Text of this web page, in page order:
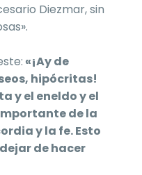
Diezmar, sin
«¡Ay de
hipócritas!
y el eneldo y el
de la
y la fe. Esto
de hacer